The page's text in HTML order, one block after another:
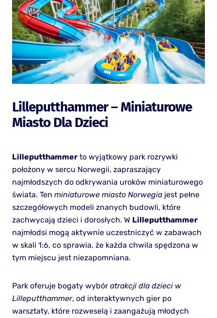
Lilleputthammer – Miniaturowe
Miasto Dla Dzieci
Lilleputthammerto wyjątkowy park rozrywki
położony w sercu Norwegii, zapraszający
najmłodszych do odkrywania uroków miniaturowego
świata. Ten miniaturowe miasto Norwegiajest pełne
szczegółowych modeli znanych budowli, które
zachwycają dzieci i dorosłych. W Lilleputthammer
najmłodsi mogą aktywnie uczestniczyć w zabawach
w skali 1:6, co sprawia, że każda chwila spędzona w
tym miejscu jest niezapomniana.
Park oferuje bogaty wybór atrakcji dla dzieci w
Lilleputthammer, od interaktywnych gier po
warsztaty, które rozweselą i zaangażują młodych